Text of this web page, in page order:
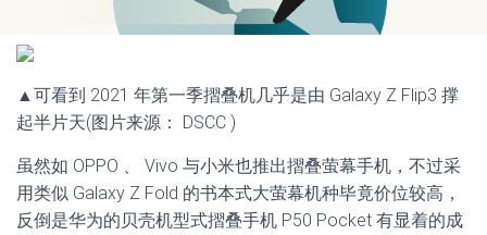
▲可看到 2021 年第一季摺叠机几乎是由 Galaxy Z Flip3 撑
起半片天(图片来源： DSCC )
虽然如 OPPO 、 Vivo 与小米也推出摺叠萤幕手机，不过采
用类似 Galaxy Z Fold 的书本式大萤幕机种毕竟价位较高，
反倒是华为的贝壳机型式摺叠手机 P50 Pocket 有显着的成